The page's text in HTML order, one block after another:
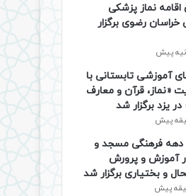
اقامه نماز پزشکی
خراسان رضوی برگزار
آموزشی تابستانی با
«نماز، قرآن و معارف
یزد برگزار شد
فرهنگی مسجد و
آموزش و پرورش
و بختیاری برگزار شد